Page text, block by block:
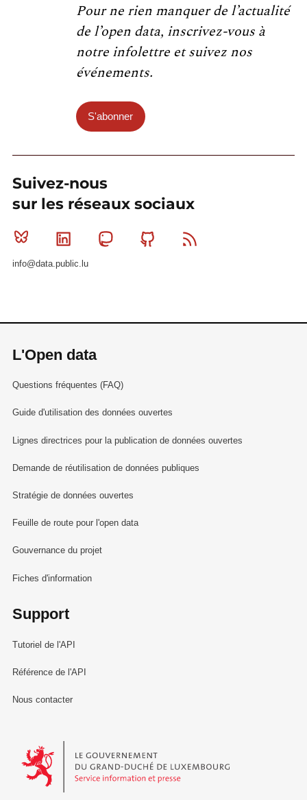
Pour ne rien manquer de l’actualité
de l’open data, inscrivez-vous à
notre infolettre et suivez nos
événements.
S'abonner
Suivez-nous
sur les réseaux sociaux
Bluesky Linkedin MastodonGithub
info@data.public.lu
L'Open data
Questions fréquentes (FAQ)
Guide d'utilisation des données ouvertes
Lignes directrices pour la publication de données ouvertes
Demande de réutilisation de données publiques
Stratégie de données ouvertes
Feuille de route pour l'open data
Gouvernance du projet
Fiches d'information
Support
Tutoriel de l'API
Référence de l'API
Nous contacter
Le Gouvernement du Grand-Duché de Luxembourg - Service